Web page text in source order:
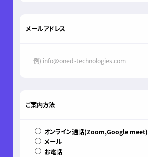
メールアドレス
ご案内方法
オンライン通話(Zoom,Google meet)
メール
お電話